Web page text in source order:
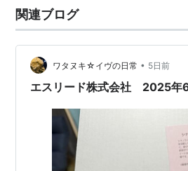
関連ブログ
ワタヌキ☆イヴの日常 • 5日前
エスリード株式会社 2025年